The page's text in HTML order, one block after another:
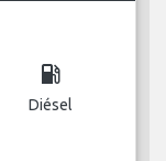
local_gas_station
Diésel